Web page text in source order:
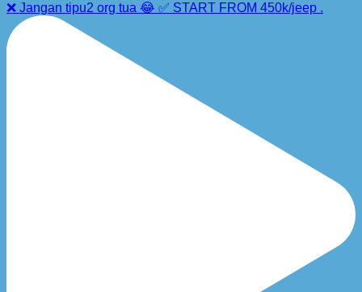
❌ Jangan tipu2 org tua 😂 ✅ START FROM 450k/jeep .